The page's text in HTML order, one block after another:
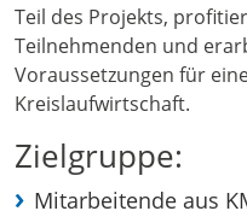
Teil des Projekts,
Teilnehmenden und
Voraussetzungen für
Kreislaufwirtschaft.
Zielgruppe:
Mitarbeitende aus